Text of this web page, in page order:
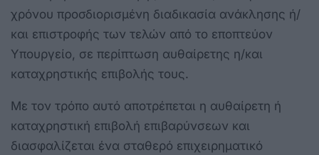
χρόνου προσδιορισμένη διαδικασία ανάκλησης ή/
και επιστροφής των τελών από το εποπτεύον
Υπουργείο, σε περίπτωση αυθαίρετης η/και
καταχρηστικής επιβολής τους.
Με τον τρόπο αυτό αποτρέπεται η αυθαίρετη ή
καταχρηστική επιβολή επιβαρύνσεων και
διασφαλίζεται ένα σταθερό επιχειρηματικό